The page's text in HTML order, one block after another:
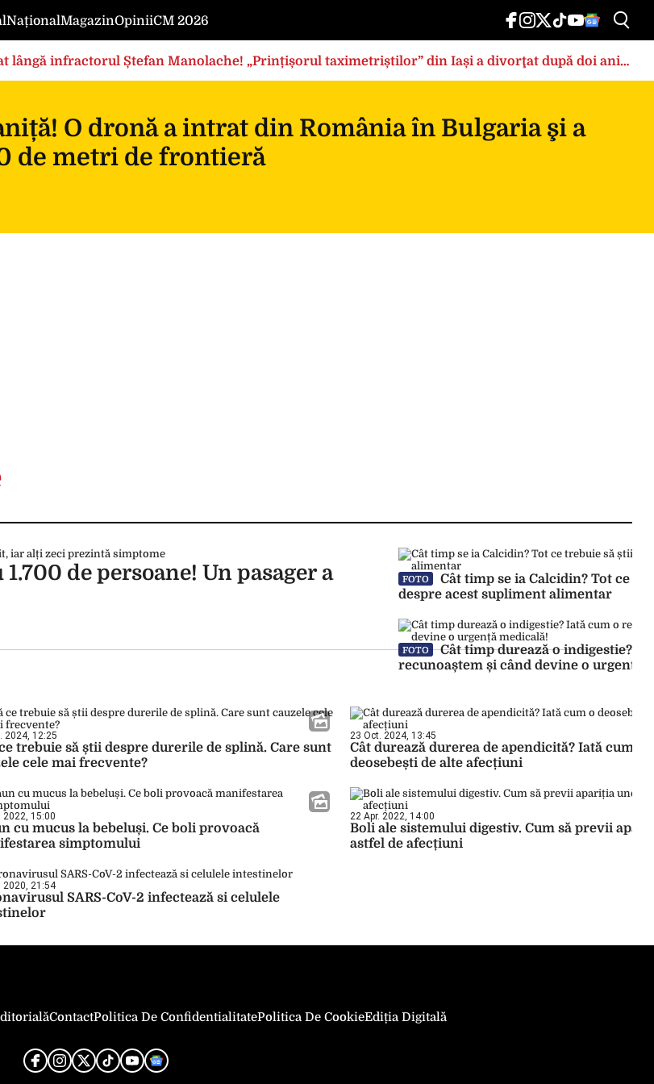
NaționalMagazinOpiniiCM 2026
lângă infractorul Ștefan Manolache! „Prințișorul taximetriștilor” din Iași a divorţat după doi ani
O dronă a intrat din România în Bulgaria şi a
de metri de frontieră
de persoane! Un pasager a
FOTO
Cât timp se ia Calcidin? Tot ce
despre acest supliment alimentar
FOTO
Cât timp durează o indigestie?
recunoaștem și când devine o urgență
2024, 12:25
trebuie să știi despre durerile de splină. Care sunt
cele mai frecvente?
23 Oct. 2024, 13:45
Cât durează durerea de apendicită? Iată cum o
deosebești de alte afecțiuni
2022, 15:00
cu mucus la bebeluși. Ce boli provoacă
simptomului
22 Apr. 2022, 14:00
Boli ale sistemului digestiv. Cum să previi
astfel de afecțiuni
2020, 21:54
SARS-CoV-2 infectează si celulele
ContactPolitica De ConfidentialitatePolitica De CookieEdiția Digitală